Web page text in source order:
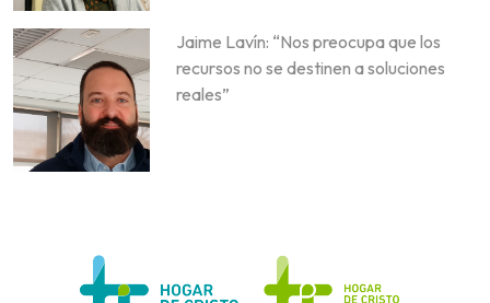
Jaime Lavín: “Nos preocupa que los
recursos no se destinen a soluciones
reales”